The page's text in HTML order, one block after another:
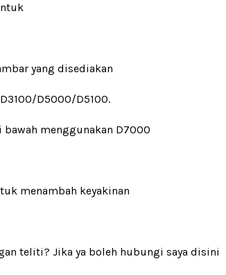
yang disediakan
D5000/D5100.
menggunakan D7000
menambah keyakinan
teliti? Jika ya boleh hubungi saya disini